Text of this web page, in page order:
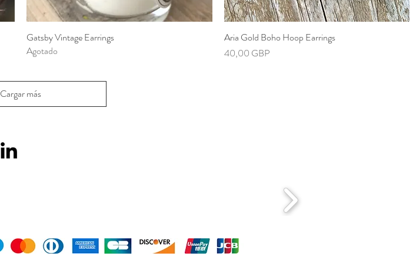
Vista rápida
Gatsby Vintage Earrings
Agotado
Vista rápida
Aria Gold Boho Hoop Earrings
Precio
40,00 GBP
Cargar más